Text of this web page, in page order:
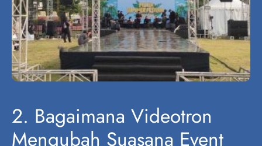
2. Bagaimana Videotron
Mengubah Suasana Event